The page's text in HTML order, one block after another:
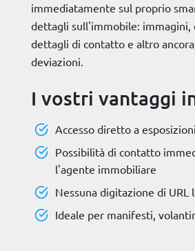
immediatamente sul proprio
dettagli sull'immobile: immagini,
dettagli di contatto e altro
deviazioni.
I vostri vantaggi
Accesso diretto a
Possibilità di contatto
l'agente immobiliare
Nessuna digitazione di URL
Ideale per manifesti,